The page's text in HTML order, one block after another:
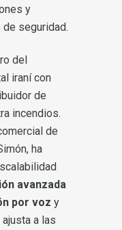
y
seguridad.
del
iraní con
de
incendios.
de
ha
avanzada
por voz y
a las